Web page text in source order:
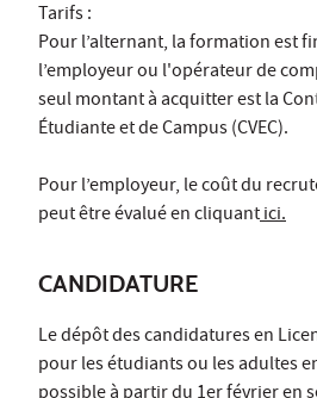
Tarifs :
Pour l’alternant, la formation est
l’employeur ou l'opérateur de
seul montant à acquitter est la
Étudiante et de Campus (CVEC).
Pour l’employeur, le coût du
peut être évalué en cliquantici.
CANDIDATURE
Le dépôt des candidatures en
pour les étudiants ou les adultes